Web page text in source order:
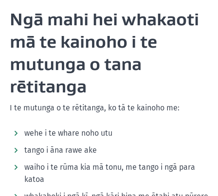
Ngā mahi hei whakaoti
mā te kainoho i te
mutunga o tana
rētitanga
I te mutunga o te rētitanga, ko tā te kainoho me:
wehe i te whare noho utu
tango i āna rawe ake
waiho i te rūma kia mā tonu, me tango i ngā para
katoa